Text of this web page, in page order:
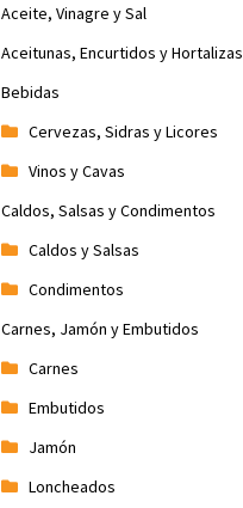
Aceite, Vinagre y Sal
Aceitunas, Encurtidos y Hortalizas
Bebidas
Cervezas, Sidras y Licores
Vinos y Cavas
Caldos, Salsas y Condimentos
Caldos y Salsas
Condimentos
Carnes, Jamón y Embutidos
Carnes
Embutidos
Jamón
Loncheados